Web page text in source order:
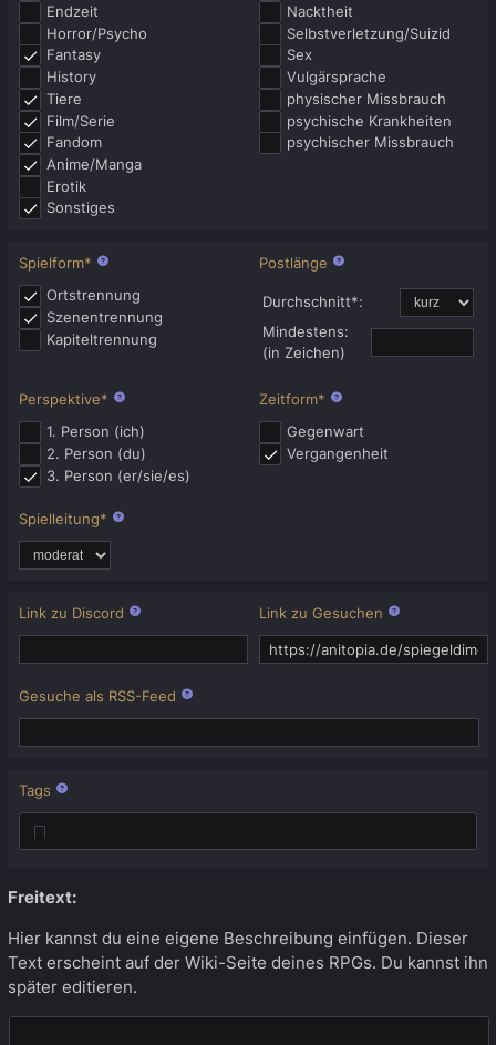
Endzeit
Horror/Psycho
Fantasy
History
Tiere
Film/Serie
Fandom
Anime/Manga
Erotik
Sonstiges
Nacktheit
Selbstverletzung/​Suizid
Sex
Vulgärsprache
physischer Missbrauch
psychische Krankheiten
psychischer Missbrauch
Spielform*
Ortstrennung
Szenentrennung
Kapiteltrennung
Postlänge
Durchschnitt*:
Mindestens:
(in Zeichen)
Perspektive*
1. Person (ich)
2. Person (du)
3. Person (er/sie/es)
Zeitform*
Gegenwart
Vergangenheit
Spielleitung*
Link zu Discord Link zu Gesuchen
Gesuche als RSS-Feed
Tags
Freitext:
Hier kannst du eine eigene Beschreibung einfügen. Dieser
Text erscheint auf der Wiki-Seite deines RPGs. Du kannst ihn
später editieren.